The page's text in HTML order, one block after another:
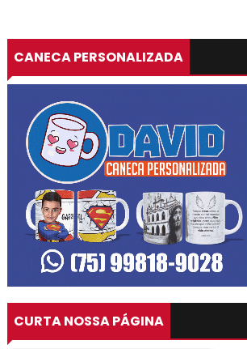
CANECA PERSONALIZADA
CURTA NOSSA PÁGINA